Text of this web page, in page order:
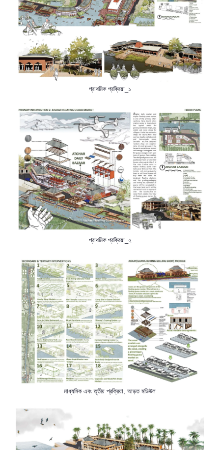
প্রাথমিক প্রক্রিয়া_১
প্রাথমিক প্রক্রিয়া_২
মাধ্যমিক এবং তৃতীয় প্রক্রিয়া, আড়ত মডিউল